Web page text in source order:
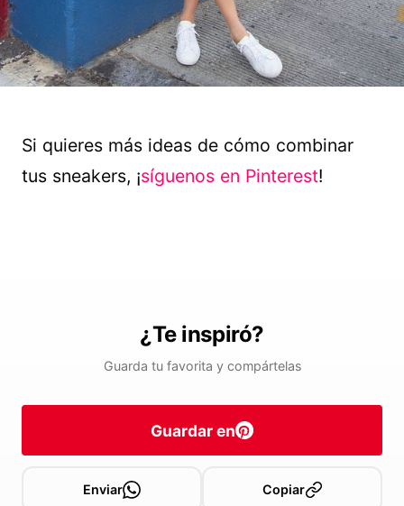
Si quieres más ideas de cómo combinar
tus sneakers, ¡síguenos en Pinterest!
¿Te inspiró?
Guarda tu favorita y compártelas
Guardar en
Enviar Copiar